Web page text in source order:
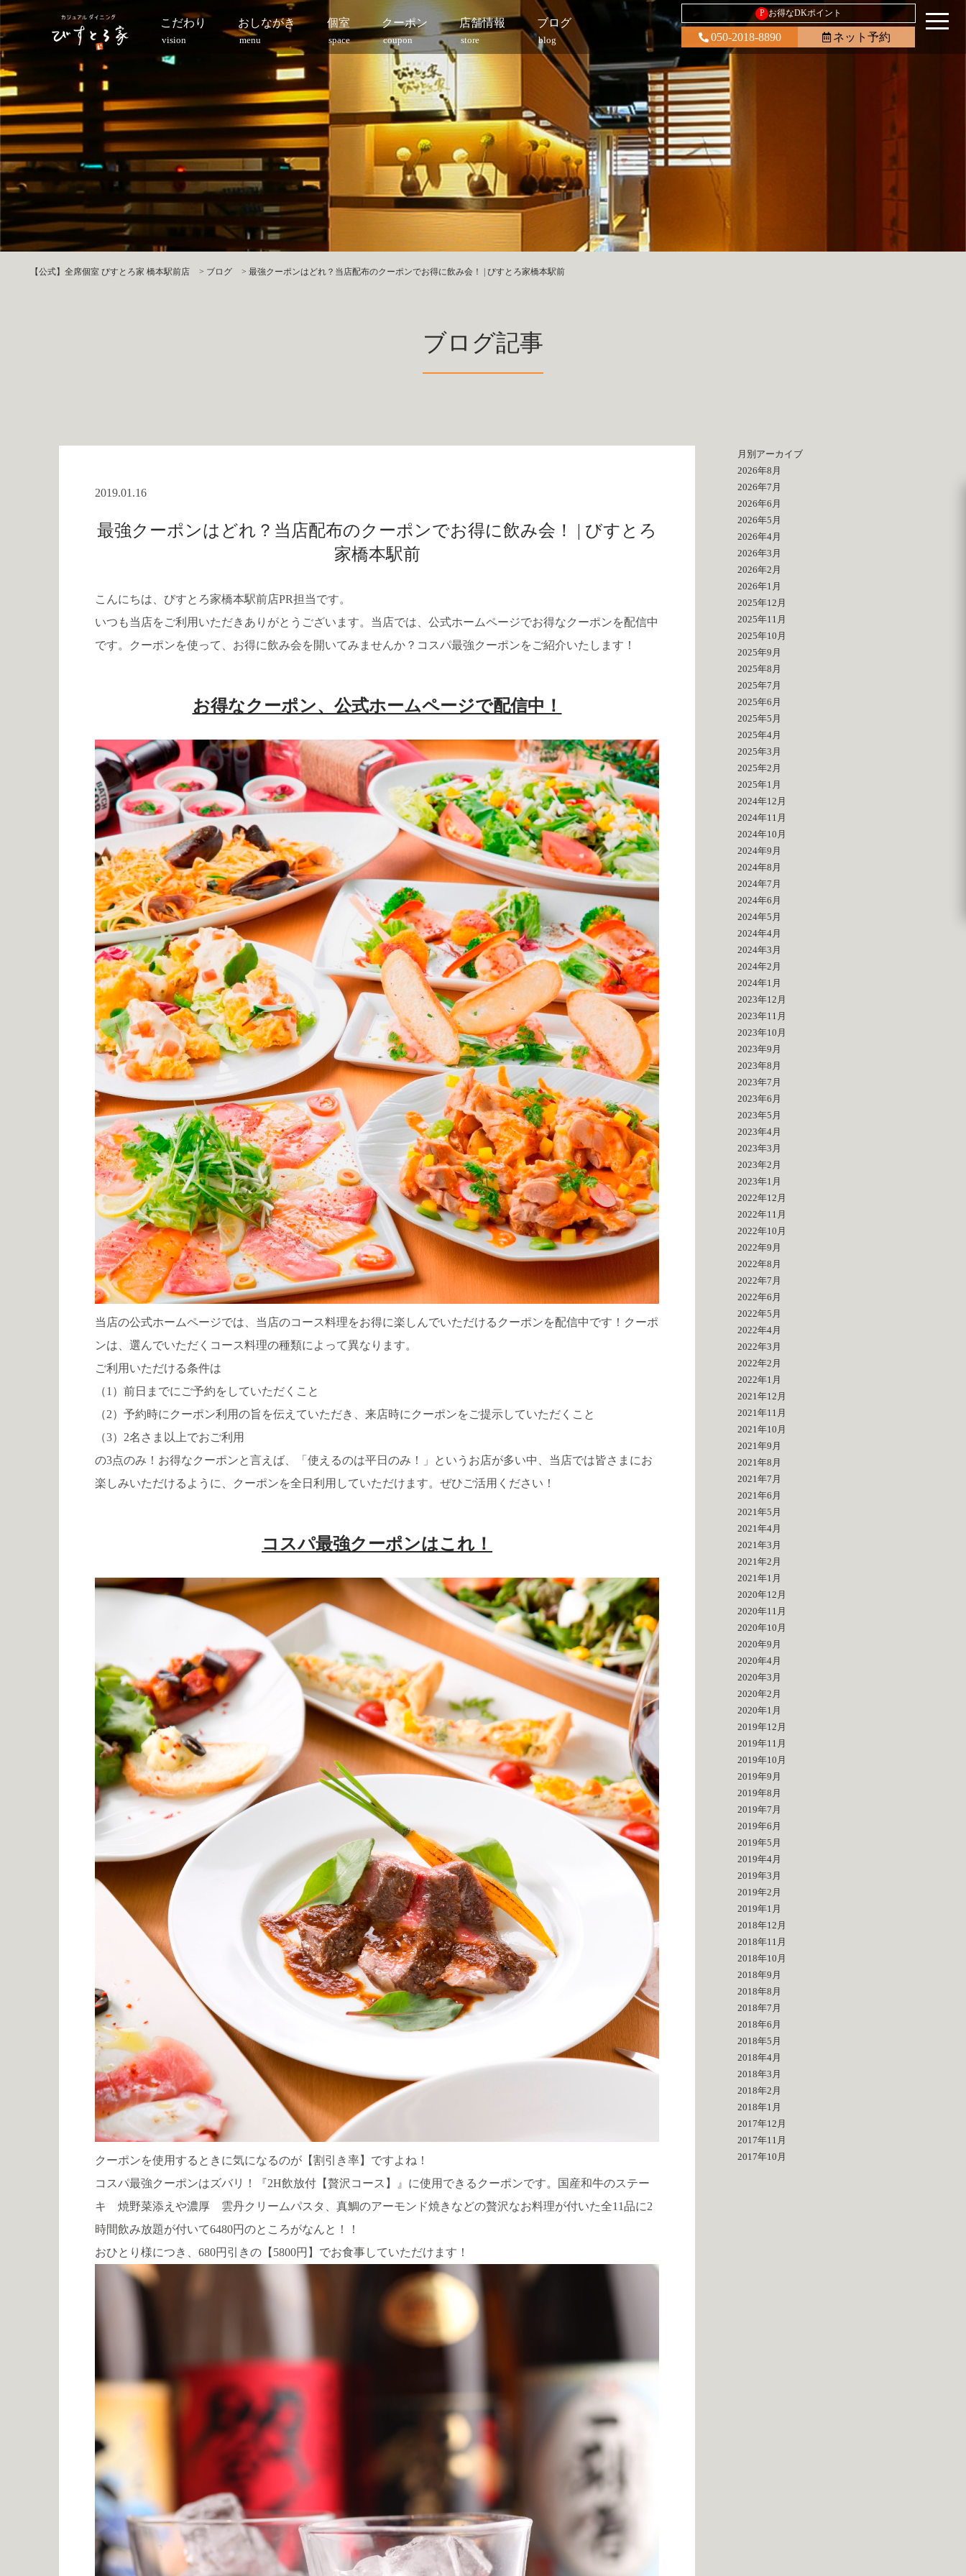
こだわり
vision
おしながき
menu
個室
space
クーポン
coupon
店舗情報
store
ブログ
blog
P お得なDKポイント
050-2018-8890 ネット予約
【公式】全席個室 びすとろ家 橋本駅前店 > ブログ > 最強クーポンはどれ？当店配布のクーポンでお得に飲み会！ | びすとろ家橋本駅前
ブログ記事
2019.01.16
最強クーポンはどれ？当店配布のクーポンでお得に飲み会！ | びすとろ
家橋本駅前
こんにちは、びすとろ家橋本駅前店PR担当です。
いつも当店をご利用いただきありがとうございます。当店では、公式ホームページでお得なクーポンを配信中
です。クーポンを使って、お得に飲み会を開いてみませんか？コスパ最強クーポンをご紹介いたします！
お得なクーポン、公式ホームページで配信中！
当店の公式ホームページでは、当店のコース料理をお得に楽しんでいただけるクーポンを配信中です！クーポ
ンは、選んでいただくコース料理の種類によって異なります。
ご利用いただける条件は
（1）前日までにご予約をしていただくこと
（2）予約時にクーポン利用の旨を伝えていただき、来店時にクーポンをご提示していただくこと
（3）2名さま以上でおご利用
の3点のみ！お得なクーポンと言えば、「使えるのは平日のみ！」というお店が多い中、当店では皆さまにお
楽しみいただけるように、クーポンを全日利用していただけます。ぜひご活用ください！
コスパ最強クーポンはこれ！
クーポンを使用するときに気になるのが【割引き率】ですよね！
コスパ最強クーポンはズバリ！『2H飲放付【贅沢コース】』に使用できるクーポンです。国産和牛のステー
キ 焼野菜添えや濃厚 雲丹クリームパスタ、真鯛のアーモンド焼きなどの贅沢なお料理が付いた全11品に2
時間飲み放題が付いて6480円のところがなんと！！
おひとり様につき、680円引きの【5800円】でお食事していただけます！
月別アーカイブ
2026年8月
2026年7月
2026年6月
2026年5月
2026年4月
2026年3月
2026年2月
2026年1月
2025年12月
2025年11月
2025年10月
2025年9月
2025年8月
2025年7月
2025年6月
2025年5月
2025年4月
2025年3月
2025年2月
2025年1月
2024年12月
2024年11月
2024年10月
2024年9月
2024年8月
2024年7月
2024年6月
2024年5月
2024年4月
2024年3月
2024年2月
2024年1月
2023年12月
2023年11月
2023年10月
2023年9月
2023年8月
2023年7月
2023年6月
2023年5月
2023年4月
2023年3月
2023年2月
2023年1月
2022年12月
2022年11月
2022年10月
2022年9月
2022年8月
2022年7月
2022年6月
2022年5月
2022年4月
2022年3月
2022年2月
2022年1月
2021年12月
2021年11月
2021年10月
2021年9月
2021年8月
2021年7月
2021年6月
2021年5月
2021年4月
2021年3月
2021年2月
2021年1月
2020年12月
2020年11月
2020年10月
2020年9月
2020年4月
2020年3月
2020年2月
2020年1月
2019年12月
2019年11月
2019年10月
2019年9月
2019年8月
2019年7月
2019年6月
2019年5月
2019年4月
2019年3月
2019年2月
2019年1月
2018年12月
2018年11月
2018年10月
2018年9月
2018年8月
2018年7月
2018年6月
2018年5月
2018年4月
2018年3月
2018年2月
2018年1月
2017年12月
2017年11月
2017年10月